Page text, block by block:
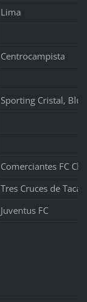
Lima
Centrocampista
Sporting Cristal,
Comerciantes FC
Tres Cruces de
Juventus FC